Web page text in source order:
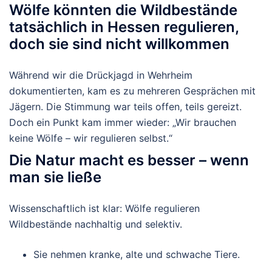
Wölfe könnten die Wildbestände
tatsächlich in Hessen regulieren,
doch sie sind nicht willkommen
Während wir die Drückjagd in Wehrheim
dokumentierten, kam es zu mehreren Gesprächen mit
Jägern. Die Stimmung war teils offen, teils gereizt.
Doch ein Punkt kam immer wieder: „Wir brauchen
keine Wölfe – wir regulieren selbst.“
Die Natur macht es besser – wenn
man sie ließe
Wissenschaftlich ist klar: Wölfe regulieren
Wildbestände nachhaltig und selektiv.
Sie nehmen kranke, alte und schwache Tiere.